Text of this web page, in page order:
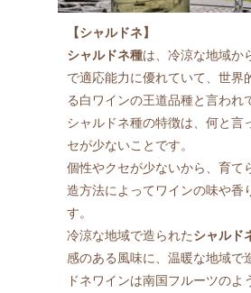
【シャルドネ】
シャルドネ種は、冷涼な地域か
で適応能力に優れていて、世界
る白ワインの王道品種と言われ
シャルドネ種の特徴は、何と言
セが少ないことです。
個性やクセが少ないから、育て
造方法によってワインの味や香
す。
冷涼な地域で造られたシャルド
感のある風味に、温暖な地域で
ドネワインは南国フルーツのよ